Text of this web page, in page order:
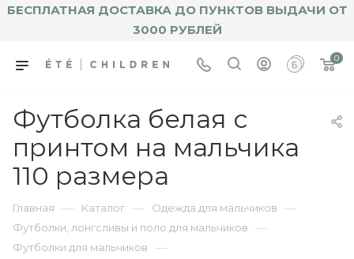
БЕСПЛАТНАЯ ДОСТАВКА ДО ПУНКТОВ ВЫДАЧИ ОТ
3000 РУБЛЕЙ
0
Футболка белая с
принтом на мальчика
110 размера
Главная — Каталог — Одежда для мальчиков —
Футболки, лонгсливы и поло для мальчиков —
Футболки для мальчиков —